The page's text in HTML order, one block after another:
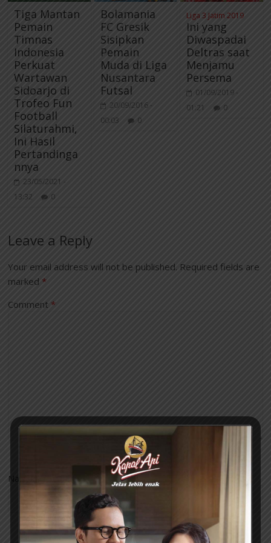
Tiga Mantan
Pemain
Timnas
Indonesia
Perkuat
Wartawan
Sidoarjo di
Trofeo Fun
Football
Silaturahmi,
Ini Hasil
Pertandinga
nnya
23/05/2021 -
13:32
0
Bolamania
FC Gresik
Sisipkan
Pemain
Muda di Liga
Nusantara
Futsal
20/09/2016 -
00:03
0
Liga 3 Jatim 2019
Ini yang
Diwaspadai
Deltras saat
Menjamu
Persema
01/09/2019 -
01:21
0
Leave a Reply
Your email address will not be published. Required fields are
marked *
Comment*
Name